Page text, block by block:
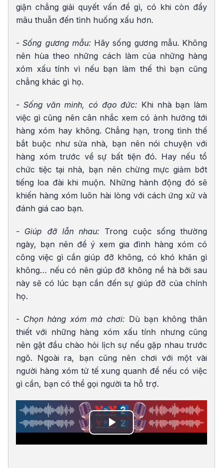
giận chẳng giải quyết vấn đề gì, có khi còn đẩy
mâu thuẫn đến tình huống xấu hơn.
- Sống gương mẫu: Hãy sống gương mẫu. Không
nên hùa theo những cách làm của những hàng
xóm xấu tính vì nếu bạn làm thế thì bạn cũng
chẳng khác gì họ.
- Sống văn minh, có đạo đức: Khi nhà bạn làm
việc gì cũng nên cân nhắc xem có ảnh hưởng tới
hàng xóm hay không. Chẳng hạn, trong tình thế
bắt buộc như sửa nhà, bạn nên nói chuyện với
hàng xóm trước về sự bất tiện đó. Hay nếu tổ
chức tiệc tại nhà, bạn nên chừng mực giảm bớt
tiếng loa đài khi muộn. Những hành động đó sẽ
khiến hàng xóm luôn hài lòng với cách ứng xử và
đánh giá cao bạn.
- Giúp đỡ lẫn nhau: Trong cuộc sống thường
ngày, bạn nên để ý xem gia đình hàng xóm có
công việc gì cần giúp đỡ không, có khó khăn gì
không… nếu có nên giúp đỡ không nề hà bởi sau
này sẽ có lúc bạn cần đến sự giúp đỡ của chính
họ.
- Chọn hàng xóm mà chơi: Dù bạn không thân
thiết với những hàng xóm xấu tính nhưng cũng
nên gật đầu chào hỏi lịch sự nếu gặp nhau trước
ngõ. Ngoài ra, bạn cũng nên chơi với một vài
người hàng xóm tử tế xung quanh để nếu có việc
gì cần, bạn có thể gọi người ta hỗ trợ.
Play